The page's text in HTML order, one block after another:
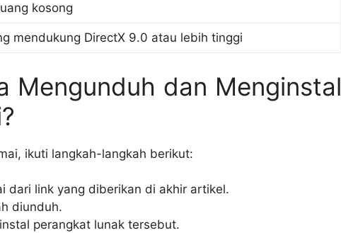
kosong
mendukung DirectX 9.0 atau lebih tinggi
Mengunduh dan Menginstal
ikuti langkah-langkah berikut:
dari link yang diberikan di akhir artikel.
diunduh.
perangkat lunak tersebut.